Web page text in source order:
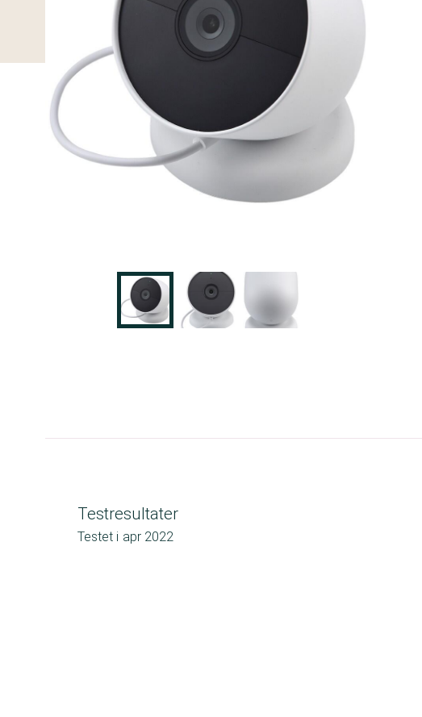
Testresultater
Testet i apr 2022